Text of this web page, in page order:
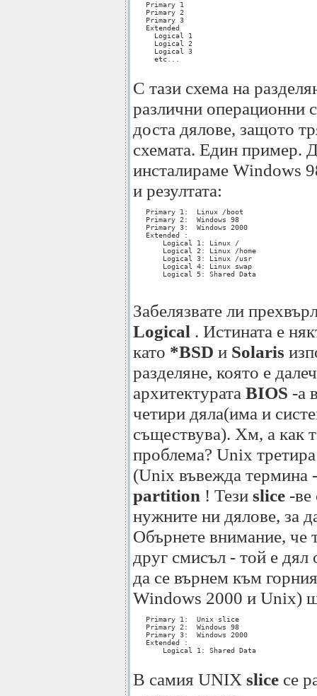
   Primary 1
   Primary 2
   Primary 3
   Extended
     Logical 1
     Logical 2
     Logical 3
     etc...
С тази схема на
различни операционни
доста дялове, защото
схемата. Един пример.
инсталираме Windows
и резултата:
   Primary 1:  Linux /boot
   Primary 2:  Windows 98
   Primary 3:  Windows 2000
   Extended :
       Logical 1: Linux /
       Logical 2: Linux /home
       Logical 3: Linux /usr
       Logical 4: Linux swap
       Logical 5: Shared Data
Забелязвате ли
Logical . Истината е
като *BSD и Solaris
разделяне, която е
архитектурата BIOS -a
четири дяла(има и
съществува). Хм, а как
проблема? Unix
(Unix въвежда термина
partition ! Тези slice -ве
нужните ни дялове, за
Обърнете внимание, че
друг смисъл - той е дял
да се върнем към
Windows 2000 и Unix)
   Primary 1:  Unix slice
   Primary 2:  Windows 98
   Primary 3:  Windows 2000
   Extended :
       Logical 1: Shared Data
В самия UNIX slice се